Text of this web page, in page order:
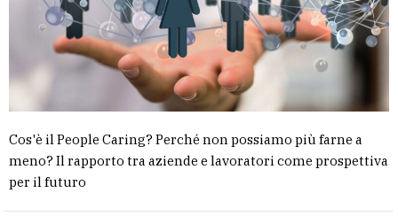
Cos'è il People Caring? Perché non possiamo più farne a
meno? Il rapporto tra aziende e lavoratori come prospettiva
per il futuro